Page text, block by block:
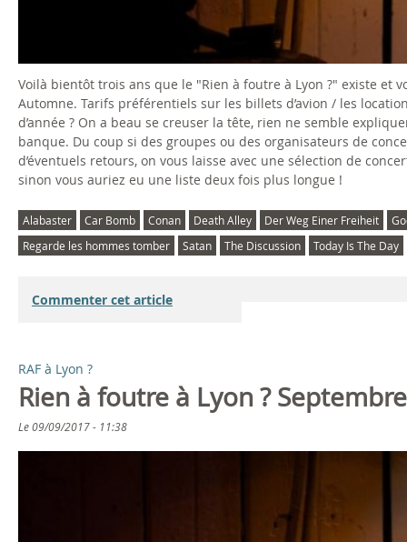
Voilà bientôt trois ans que le "Rien à foutre à Lyon ?" existe et
Automne. Tarifs préférentiels sur les billets d’avion / les
d’année ? On a beau se creuser la tête, rien ne semble
banque. Du coup si des groupes ou des organisateurs de
d’éventuels retours, on vous laisse avec une sélection de
sinon vous auriez eu une liste deux fois plus longue !
Alabaster Car Bomb Conan Death Alley Der Weg Einer Freiheit
Regarde les hommes tomber
Satan The Discussion Today Is The Day
Commenter cet article
RAF à Lyon ?
Rien à foutre à Lyon ?
Le09/09/2017 - 11:38